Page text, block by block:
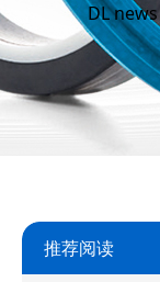
DL news
推荐阅读